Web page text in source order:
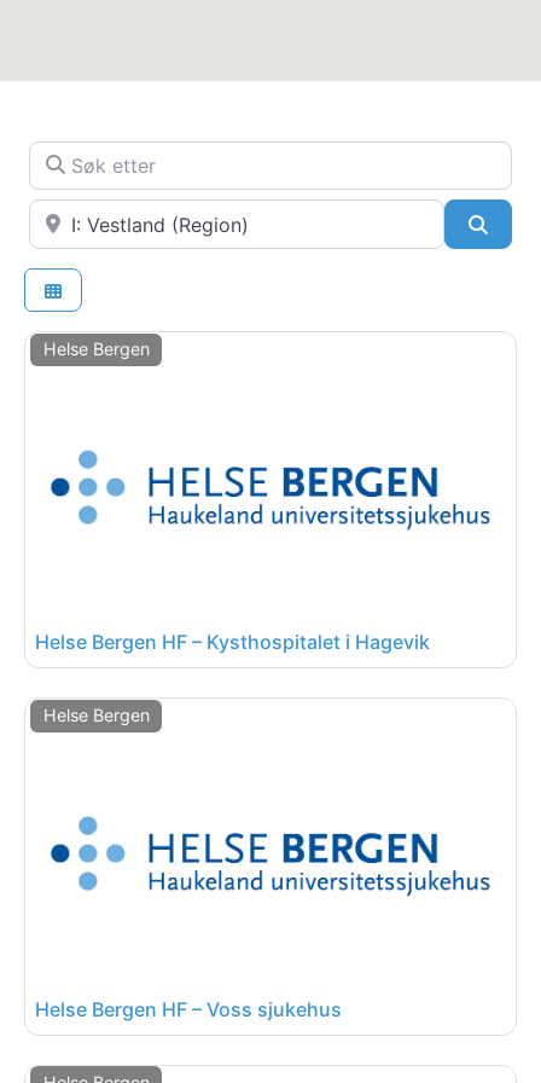
Søk etter
Nær
Helse Bergen
Helse Bergen HF – Kysthospitalet i Hagevik
Helse Bergen
Helse Bergen HF – Voss sjukehus